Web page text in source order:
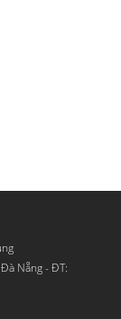
Nẵng - ĐT: